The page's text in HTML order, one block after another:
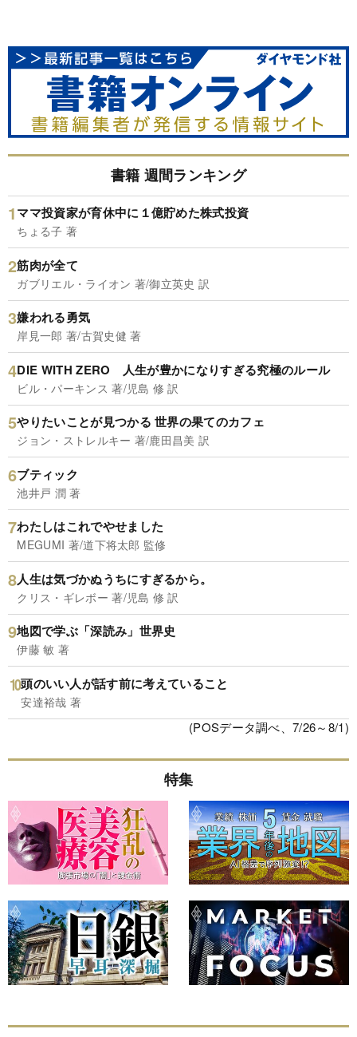
書籍 週間ランキング
ママ投資家が育休中に１億貯めた株式投資
ちょる子 著
筋肉が全て
ガブリエル・ライオン 著/御立英史 訳
嫌われる勇気
岸見一郎 著/古賀史健 著
DIE WITH ZERO 人生が豊かになりすぎる究極のルール
ビル・パーキンス 著/児島 修 訳
やりたいことが見つかる 世界の果てのカフェ
ジョン・ストレルキー 著/鹿田昌美 訳
ブティック
池井戸 潤 著
わたしはこれでやせました
MEGUMI 著/道下将太郎 監修
人生は気づかぬうちにすぎるから。
クリス・ギレボー 著/児島 修 訳
地図で学ぶ「深読み」世界史
伊藤 敏 著
頭のいい人が話す前に考えていること
安達裕哉 著
(POSデータ調べ、7/26～8/1)
特集